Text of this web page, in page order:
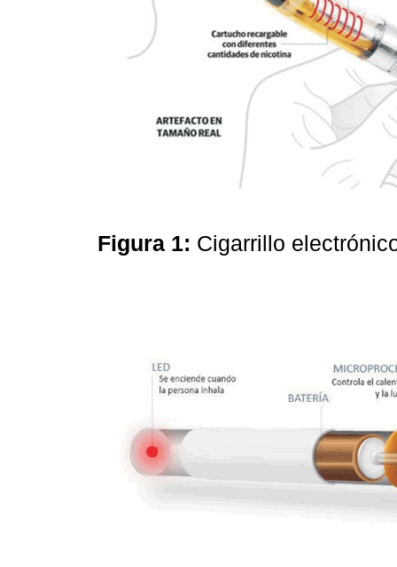
Figura 1: Cigarrillo